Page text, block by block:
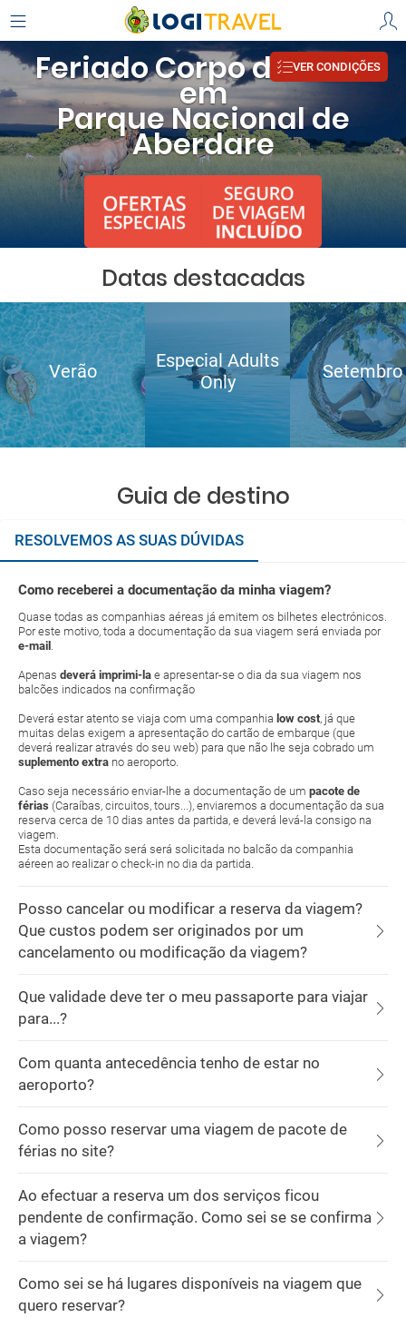
Feriado Corpo de Deus
em
Parque Nacional de
Aberdare
VER CONDIÇÕES
Datas destacadas
Verão
Especial Adults
Only
Setembro
Guia de destino
RESOLVEMOS AS SUAS DÚVIDAS
Como receberei a documentação da minha viagem?
Quase todas as companhias aéreas já emitem os bilhetes electrónicos.
Por este motivo, toda a documentação da sua viagem será enviada por
e-mail .
Apenas deverá imprimi-la e apresentar-se o dia da sua viagem nos
balcões indicados na confirmação
Deverá estar atento se viaja com uma companhia low cost, já que
muitas delas exigem a apresentação do cartão de embarque (que
deverá realizar através do seu web) para que não lhe seja cobrado um
suplemento extra no aeroporto.
Caso seja necessário enviar-lhe a documentação de um pacote de
férias (Caraíbas, circuitos, tours...), enviaremos a documentação da sua
reserva cerca de 10 dias antes da partida, e deverá levá-la consigo na
viagem.
Esta documentação será será solicitada no balcão da companhia
aéreen ao realizar o check-in no dia da partida.
Posso cancelar ou modificar a reserva da viagem?
Que custos podem ser originados por um
cancelamento ou modificação da viagem?
Que validade deve ter o meu passaporte para viajar
para...?
Com quanta antecedência tenho de estar no
aeroporto?
Como posso reservar uma viagem de pacote de
férias no site?
Ao efectuar a reserva um dos serviços ficou
pendente de confirmação. Como sei se se confirma
a viagem?
Como sei se há lugares disponíveis na viagem que
quero reservar?